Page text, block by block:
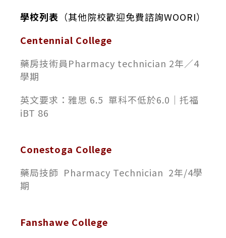
學校列表 （其他院校歡迎免費諮詢WOORI）
Centennial College
藥房技術員Pharmacy technician 2年／4
學期
英文要求：雅思 6.5 單科不低於6.0｜托福
iBT 86
Conestoga College
藥局技師 Pharmacy Technician 2年/4學
期
Fanshawe College